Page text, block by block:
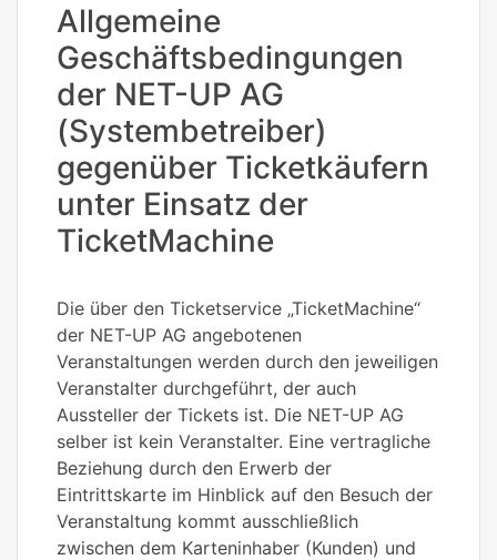
Allgemeine
Geschäftsbedingungen
der NET-UP AG
(Systembetreiber)
gegenüber Ticketkäufern
unter Einsatz der
TicketMachine
Die über den Ticketservice „TicketMachine“
der NET-UP AG angebotenen
Veranstaltungen werden durch den jeweiligen
Veranstalter durchgeführt, der auch
Aussteller der Tickets ist. Die NET-UP AG
selber ist kein Veranstalter. Eine vertragliche
Beziehung durch den Erwerb der
Eintrittskarte im Hinblick auf den Besuch der
Veranstaltung kommt ausschließlich
zwischen dem Karteninhaber (Kunden) und